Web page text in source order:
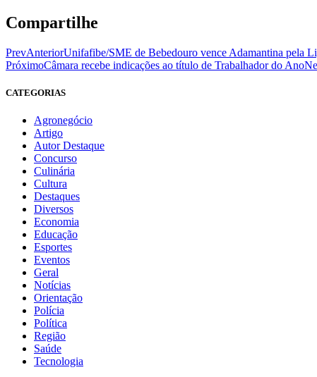
Compartilhe
PrevAnteriorUnifafibe/SME de Bebedouro vence Adamantina pela
PróximoCâmara recebe indicações ao título de Trabalhador do Ano
CATEGORIAS
Agronegócio
Artigo
Autor Destaque
Concurso
Culinária
Cultura
Destaques
Diversos
Economia
Educação
Esportes
Eventos
Geral
Notícias
Orientação
Polícia
Política
Região
Saúde
Tecnologia